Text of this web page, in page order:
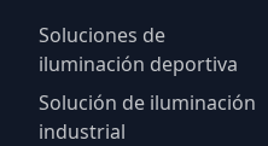
Soluciones de
iluminación deportiva
Solución de iluminación
industrial